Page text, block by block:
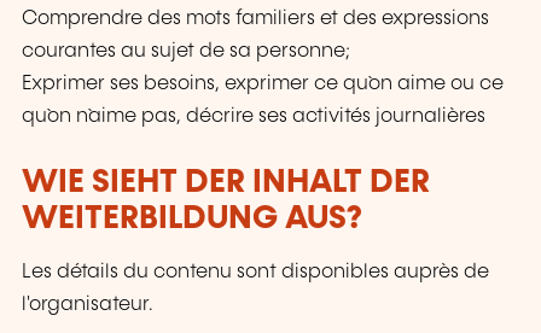
Comprendre des mots familiers et des expressions
courantes au sujet de sa personne;
Exprimer ses besoins, exprimer ce qu`on aime ou ce
qu`on n`aime pas, décrire ses activités journalières
WIE SIEHT DER INHALT DER
WEITERBILDUNG AUS?
Les détails du contenu sont disponibles auprès de
l'organisateur.